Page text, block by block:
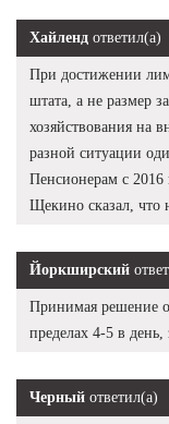
Хайленд ответил(а)
При достижении
штата, а не размер
хозяйствования на
разной ситуации
Пенсионерам с 2016
Щекино сказал, что
Йоркширский
Принимая решение
пределах 4-5 в день,
Черный ответил(а)